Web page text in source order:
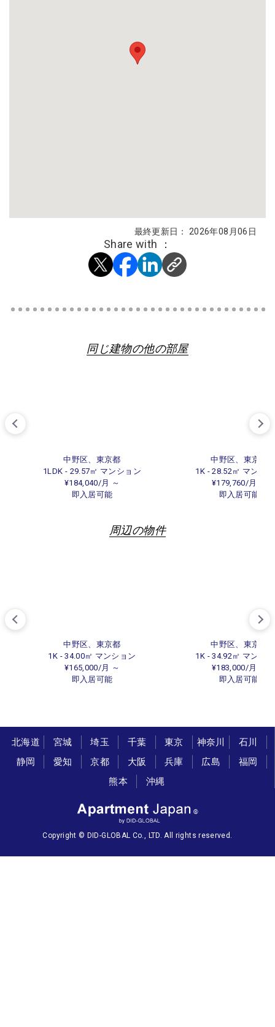
最終更新日： 2026年08月06日
Share with ：
同じ建物の他の部屋
中野区、東京都
1LDK - 29.57㎡ マンション
¥184,040/月 ～
即入居可能
中野区、東京都
1K - 28.52㎡ マンシ
¥179,760/月 ～
即入居可能
周辺の物件
中野区、東京都
1K - 34.00㎡ マンション
¥165,000/月 ～
即入居可能
中野区、東京都
1K - 34.92㎡ マンシ
¥183,000/月 ～
即入居可能
北海道 宮城 埼玉 千葉 東京 神奈川
石川
静岡
愛知 京都 大阪 兵庫 広島
福岡
熊本
沖縄
Copyright © DID-GLOBAL Co., LTD. All rights reserved.